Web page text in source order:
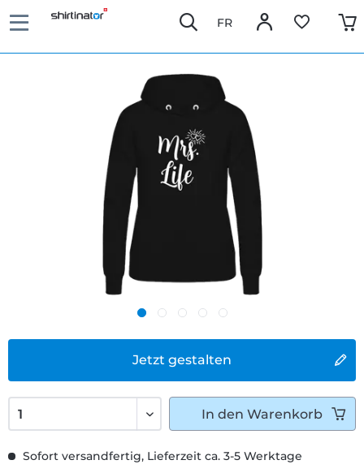
FR
Jetzt gestalten
Sofort versandfertig, Lieferzeit ca. 3-5 Werktage
In den Warenkorb